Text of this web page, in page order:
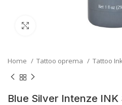
Home Tattoo oprema Tattoo
Blue Silver Intenze INK